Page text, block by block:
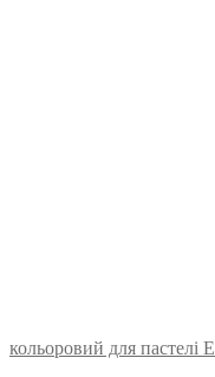
кольоровий для пастелі